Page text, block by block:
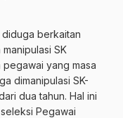
berkaitan
SK
yang masa
dimanipulasi SK-
dua tahun. Hal ini
Pegawai